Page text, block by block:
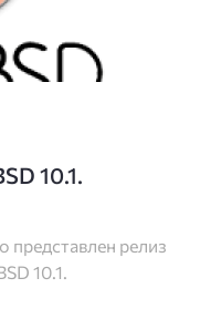
10.1.
представлен релиз
10.1.